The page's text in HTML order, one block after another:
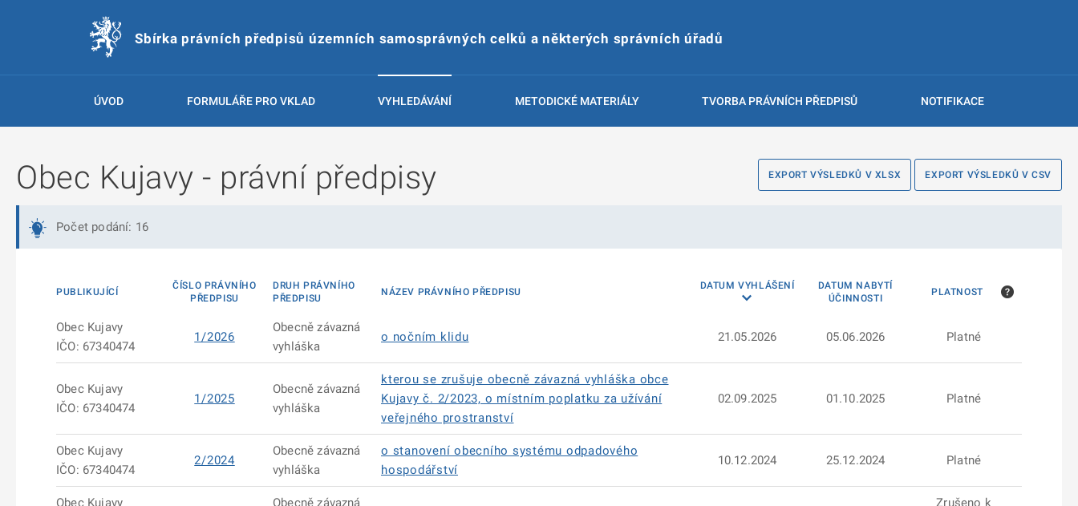
Sbírka právních předpisů územních samosprávných celků a některých správních úřadů
ÚVOD FORMULÁŘE PRO VKLAD VYHLEDÁVÁNÍ METODICKÉ MATERIÁLY TVORBA PRÁVNÍCH PŘEDPISŮ NOTIFIKACE
EXPORT VÝSLEDKŮ V XLSX EXPORT VÝSLEDKŮ V CSV
Obec Kujavy - právní předpisy
Počet podání: 16
PUBLIKUJÍCÍ
ČÍSLO PRÁVNÍHO
PŘEDPISU
DRUH PRÁVNÍHO
PŘEDPISU
NÁZEV PRÁVNÍHO PŘEDPISU
DATUM VYHLÁŠENÍ
DATUM NABYTÍ
ÚČINNOSTI
PLATNOST
Obec Kujavy
IČO: 67340474
1/2026
Obecně závazná
vyhláška
o nočním klidu 21.05.2026 05.06.2026 Platné
Obec Kujavy
IČO: 67340474
1/2025
Obecně závazná
vyhláška
kterou se zrušuje obecně závazná vyhláška obce
Kujavy č. 2/2023, o místním poplatku za užívání
veřejného prostranství
02.09.2025 01.10.2025 Platné
Obec Kujavy
IČO: 67340474
2/2024
Obecně závazná
vyhláška
o stanovení obecního systému odpadového
hospodářství
10.12.2024 25.12.2024 Platné
Obec Kujavy
Obecně závazná
Zrušeno k